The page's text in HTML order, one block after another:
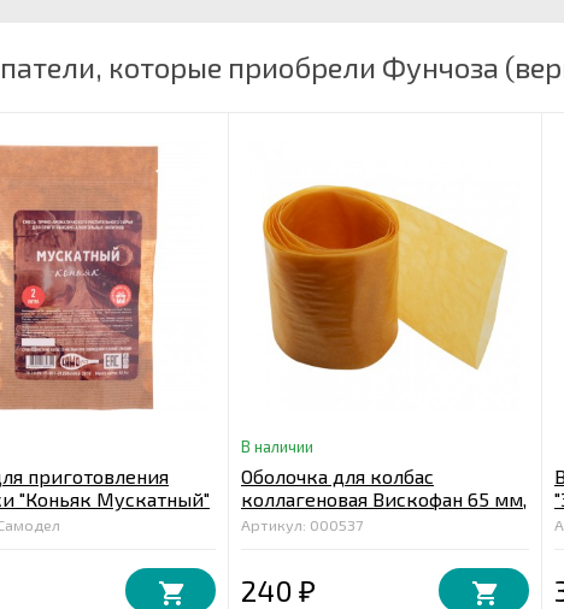
которые приобрели Фунчоза
приготовления
"Коньяк Мускатный"
В наличии
Оболочка для колбас
коллагеновая Вискофан 65 мм,
лук 2 м.
Артикул: 000537
240 ₽